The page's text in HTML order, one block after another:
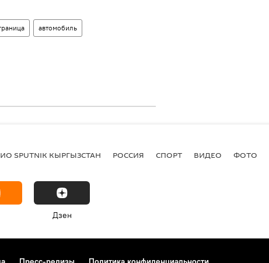
автомобиль
SPUTNIK КЫРГЫЗСТАН РОССИЯ СПОРТ ВИДЕО ФОТО
Дзен